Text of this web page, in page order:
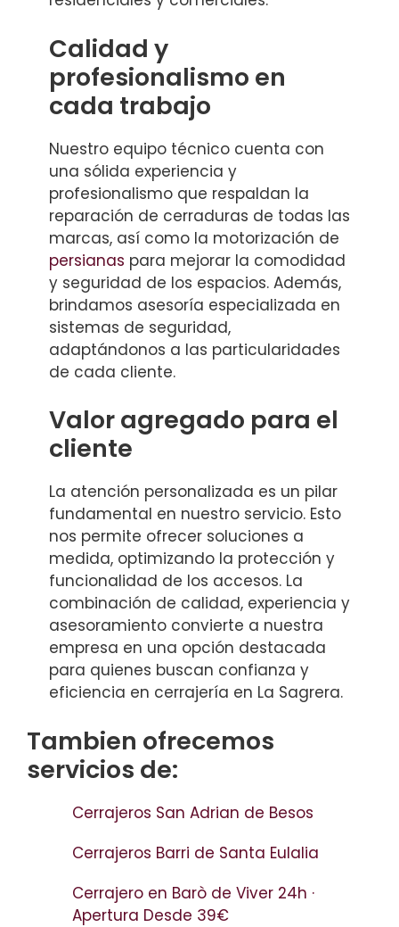
Calidad y
profesionalismo en
cada trabajo
Nuestro equipo técnico cuenta con
una sólida experiencia y
profesionalismo que respaldan la
reparación de cerraduras de todas las
marcas, así como la motorización de
persianas para mejorar la comodidad
y seguridad de los espacios. Además,
brindamos asesoría especializada en
sistemas de seguridad,
adaptándonos a las particularidades
de cada cliente.
Valor agregado para el
cliente
La atención personalizada es un pilar
fundamental en nuestro servicio. Esto
nos permite ofrecer soluciones a
medida, optimizando la protección y
funcionalidad de los accesos. La
combinación de calidad, experiencia y
asesoramiento convierte a nuestra
empresa en una opción destacada
para quienes buscan confianza y
eficiencia en cerrajería en La Sagrera.
Tambien ofrecemos
servicios de:
Cerrajeros San Adrian de Besos
Cerrajeros Barri de Santa Eulalia
Cerrajero en Barò de Viver 24h ·
Apertura Desde 39€